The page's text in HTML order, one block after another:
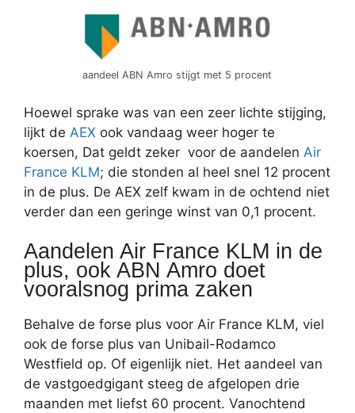
aandeel ABN Amro stijgt met 5 procent
Hoewel sprake was van een zeer lichte stijging,
lijkt de AEX ook vandaag weer hoger te
koersen, Dat geldt zeker voor de aandelen Air
France KLM; die stonden al heel snel 12 procent
in de plus. De AEX zelf kwam in de ochtend niet
verder dan een geringe winst van 0,1 procent.
Aandelen Air France KLM in de
plus, ook ABN Amro doet
vooralsnog prima zaken
Behalve de forse plus voor Air France KLM, viel
ook de forse plus van Unibail-Rodamco
Westfield op. Of eigenlijk niet. Het aandeel van
de vastgoedgigant steeg de afgelopen drie
maanden met liefst 60 procent. Vanochtend